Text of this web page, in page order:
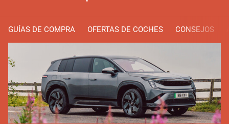
GUÍAS DE COMPRA OFERTAS DE COCHES CONSEJOS